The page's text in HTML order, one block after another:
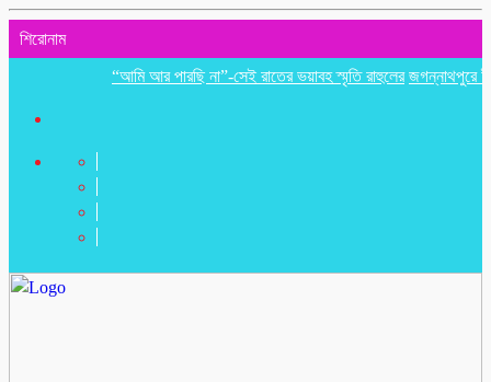
শিরোনাম
“আমি আর পারছি না”-সেই রাতের ভয়াবহ স্মৃতি রাহুলের জগন্নাথপুরে ইউপি